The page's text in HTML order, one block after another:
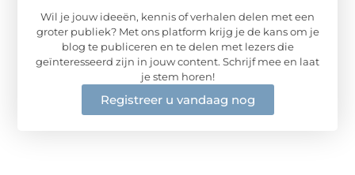
Wil je jouw ideeën, kennis of verhalen delen met een
groter publiek? Met ons platform krijg je de kans om je
blog te publiceren en te delen met lezers die
geïnteresseerd zijn in jouw content. Schrijf mee en laat
je stem horen!
Registreer u vandaag nog